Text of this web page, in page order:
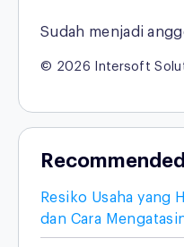
Sudah menjadi
© 2026 Intersoft
Resiko Usaha yang
dan Cara